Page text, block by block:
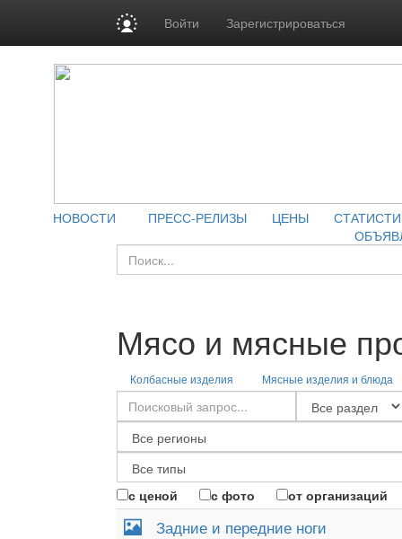
Войти Зарегистрироваться
НОВОСТИ ПРЕСС-РЕЛИЗЫ ЦЕНЫ
Мясо и мясные
Колбасные изделия Мясные изделия и блюда
с ценой с фото от организаций
Задние и передние ноги